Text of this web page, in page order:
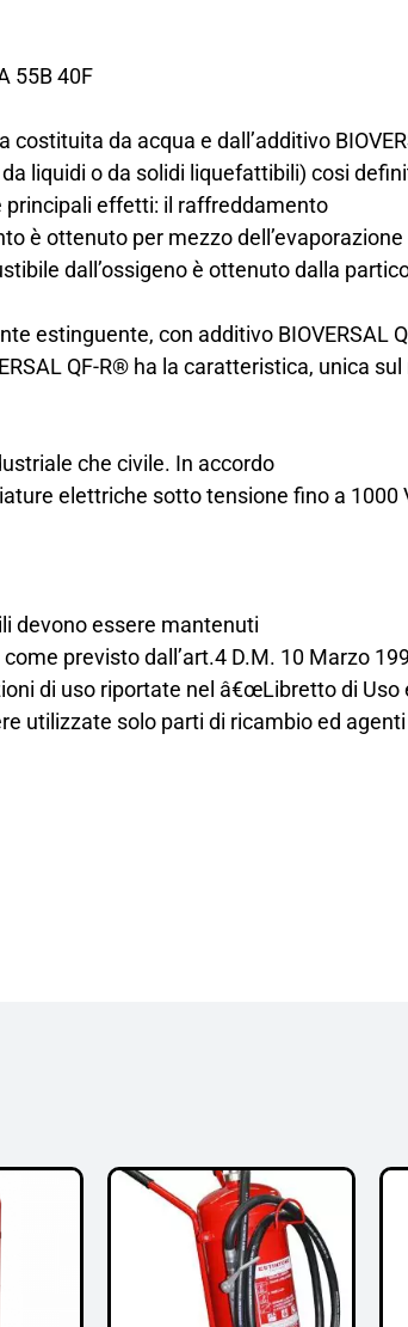
55B 40F
da acqua e dall’additivo
liquidi o da solidi liquefattibili) cosi
principali effetti: il raffreddamento
è ottenuto per mezzo dell’evaporazione
dall’ossigeno è ottenuto dalla
estinguente, con additivo BIOVERSAL
QF-R® ha la caratteristica, unica
che civile. In accordo
elettriche sotto tensione fino a 1000
devono essere mantenuti
previsto dall’art.4 D.M. 10 Marzo
di uso riportate nel â€œLibretto di Uso
utilizzate solo parti di ricambio ed